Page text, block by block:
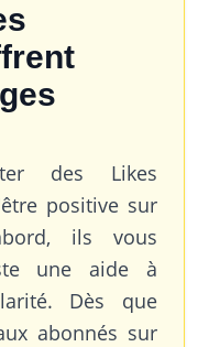
des Likes
positive sur
ils vous
une aide à
Dès que
abonnés sur